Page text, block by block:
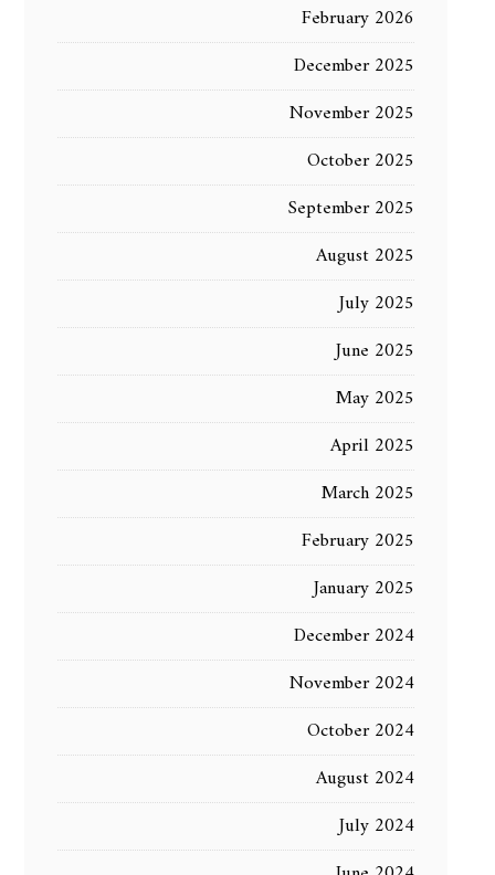
February 2026
December 2025
November 2025
October 2025
September 2025
August 2025
July 2025
June 2025
May 2025
April 2025
March 2025
February 2025
January 2025
December 2024
November 2024
October 2024
August 2024
July 2024